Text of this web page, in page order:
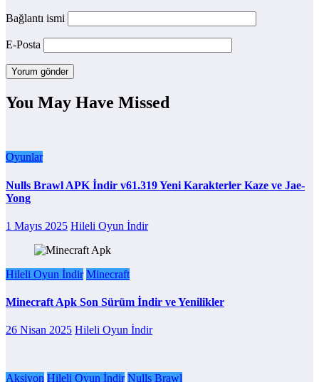
Bağlantı ismi
E-Posta
You May Have Missed
Oyunlar
Nulls Brawl APK İndir v61.319 Yeni Karakterler Kaze ve Jae-
Yong
1 Mayıs 2025 Hileli Oyun İndir
Hileli Oyun İndir Minecraft
Minecraft Apk Son Sürüm İndir ve Yenilikler
26 Nisan 2025 Hileli Oyun İndir
Aksiyon Hileli Oyun İndir Nulls Brawl